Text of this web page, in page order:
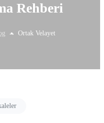
Rehberi
Ortak Velayet